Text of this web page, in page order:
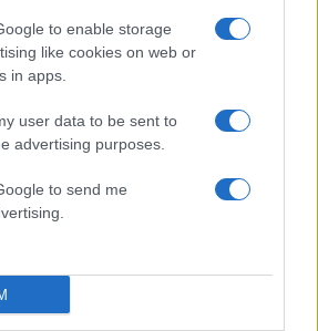
to enable storage
like cookies on web or
in apps.
user data to be sent to
advertising purposes.
to send me
εδώ